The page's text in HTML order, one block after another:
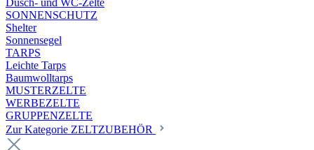
Dusch- und WC-Zelte
SONNENSCHUTZ
Shelter
Sonnensegel
TARPS
Leichte Tarps
Baumwolltarps
MUSTERZELTE
WERBEZELTE
GRUPPENZELTE
Zur Kategorie ZELTZUBEHÖR